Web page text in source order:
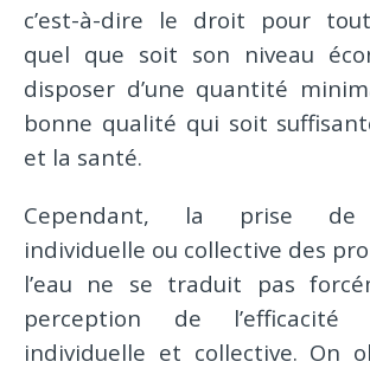
c’est-à-dire le droit pour
quel que soit son niveau
disposer d’une quantité
bonne qualité qui soit
et la santé.
Cependant, la prise de
individuelle ou collective des
l’eau ne se traduit pas
perception de l’efficacité
individuelle et collective. On